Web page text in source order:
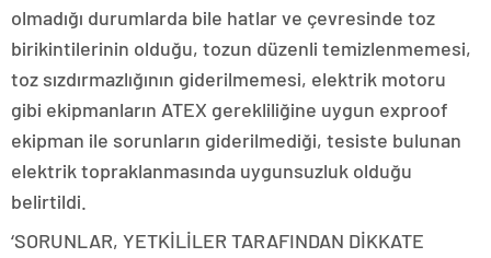
olmadığı durumlarda bile hatlar ve çevresinde toz
birikintilerinin olduğu, tozun düzenli temizlenmemesi,
toz sızdırmazlığının giderilmemesi, elektrik motoru
gibi ekipmanların ATEX gerekliliğine uygun exproof
ekipman ile sorunların giderilmediği, tesiste bulunan
elektrik topraklanmasında uygunsuzluk olduğu
belirtildi.
‘SORUNLAR, YETKİLİLER TARAFINDAN DİKKATE